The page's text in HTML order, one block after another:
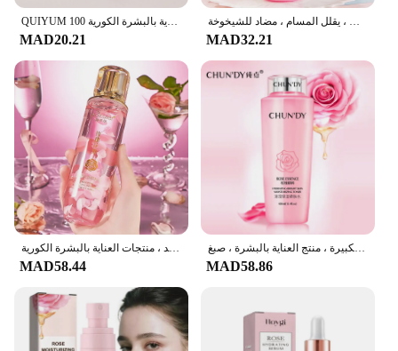
MAD20.21 MAD32.21
MAD58.44 MAD58.86